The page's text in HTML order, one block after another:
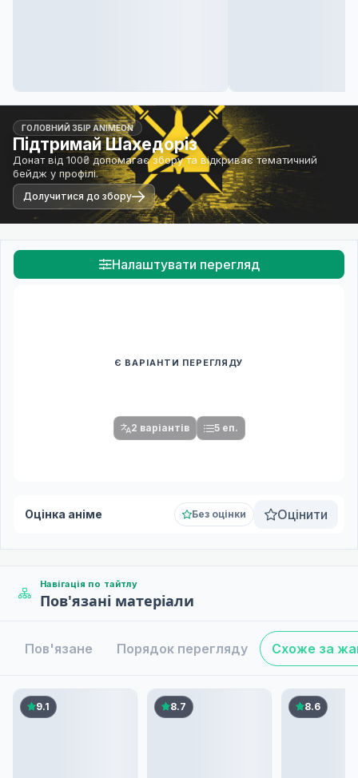
ГОЛОВНИЙ ЗБІР ANIMEON
Підтримай Шахедоріз
Донат від 100₴ допомагає збору та відкриває тематичний
бейдж у профілі.
Долучитися до збору
Налаштувати перегляд
Є ВАРІАНТИ ПЕРЕГЛЯДУ
2 варіантів 5 еп.
Оцінка аніме Без оцінки Оцінити
Навігація по тайтлу
Пов'язані матеріали
Пов'язане Порядок перегляду Схоже за
9.1 8.7 8.6